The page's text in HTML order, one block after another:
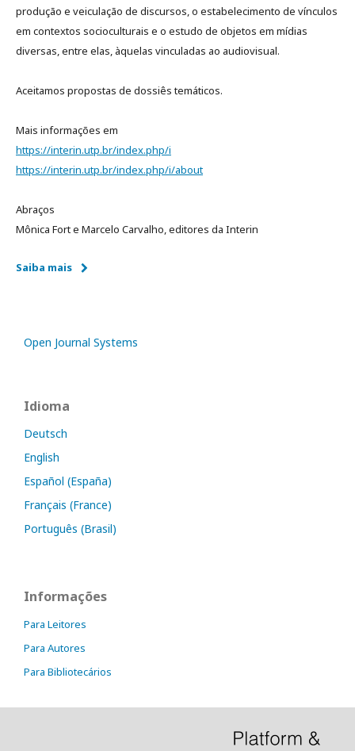
produção e veiculação de discursos, o estabelecimento de vínculos
em contextos socioculturais e o estudo de objetos em mídias
diversas, entre elas, àquelas vinculadas ao audiovisual.
Aceitamos propostas de dossiês temáticos.
Mais informações em
https://interin.utp.br/index.php/i
https://interin.utp.br/index.php/i/about
Abraços
Mônica Fort e Marcelo Carvalho, editores da Interin
Saiba mais
Open Journal Systems
Idioma
Deutsch
English
Español (España)
Français (France)
Português (Brasil)
Informações
Para Leitores
Para Autores
Para Bibliotecários